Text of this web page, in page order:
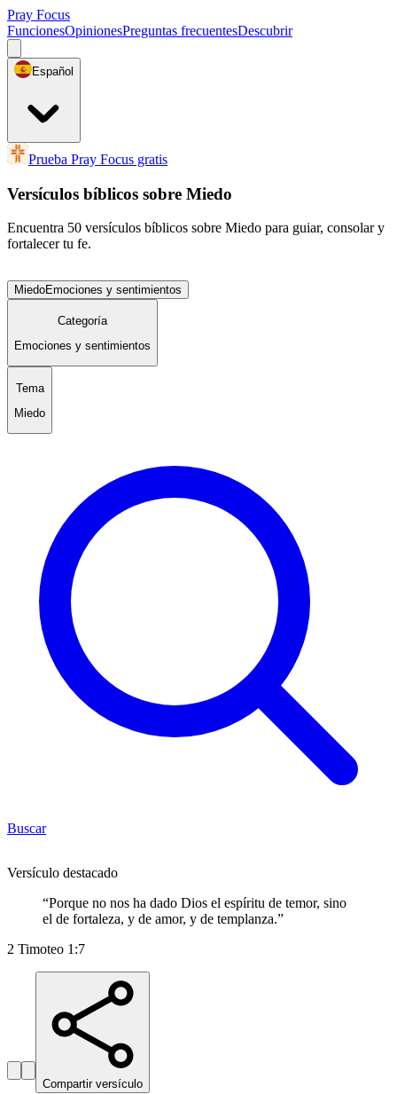
Pray Focus
FuncionesOpinionesPreguntas frecuentesDescubrir
Español
Prueba Pray Focus gratis
Versículos bíblicos sobre Miedo
Encuentra 50 versículos bíblicos sobre Miedo para guiar, consolar y
fortalecer tu fe.
MiedoEmociones y sentimientos
Categoría
Emociones y sentimientos
Tema
Miedo
Buscar
Versículo destacado
“Porque no nos ha dado Dios el espíritu de temor, sino
el de fortaleza, y de amor, y de templanza.”
2 Timoteo 1:7
Compartir versículo